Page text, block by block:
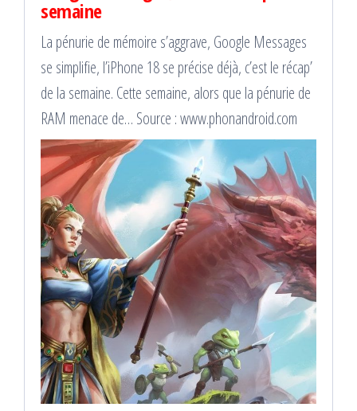
semaine
La pénurie de mémoire s’aggrave, Google Messages
se simplifie, l’iPhone 18 se précise déjà, c’est le récap’
de la semaine. Cette semaine, alors que la pénurie de
RAM menace de… Source : www.phonandroid.com